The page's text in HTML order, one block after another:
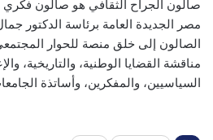
صالون الجراح الثقافي هو صالون
مصر الجديدة العامة برئاسة الدكتور
الصالون إلى خلق منصة للحوار
مناقشة القضايا الوطنية، والتاريخية،
السياسيين، والمفكرين، وأساتذة